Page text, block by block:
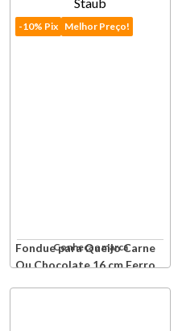
-10% Pix Melhor Preço!
Fondue para Queijo Carne
Ou Chocolate 16 cm Ferro
Conheça a marca